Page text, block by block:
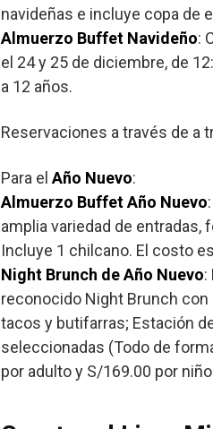
navideñas e incluye copa de
Almuerzo Buffet Navideño:
el 24 y 25 de diciembre, de
a 12 años.
Reservaciones a través de a
Para el Año Nuevo:
Almuerzo Buffet Año Nuevo
amplia variedad de
Incluye 1 chilcano. El costo
Night Brunch de Año Nuevo:
reconocido Night Brunch
tacos y butifarras; Estación
seleccionadas (Todo de
por adulto y S/169.00 por